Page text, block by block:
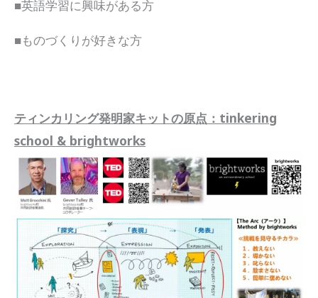
■英語学習に興味がある方
■ものづくりが好きな方
ティンカリング発明家キットの原点：tinkering
school & brightworks